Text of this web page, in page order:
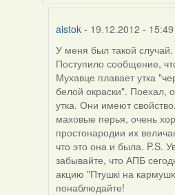
aistok - 19.12.2012 - 15:49
In
reply
to
by
AV
У меня был такой случай.
Поступило сообщение,
Мухавце плавает утка
белой окраски". Поехал,
утка. Они имеют
маховые перья, очень
простонародии их
что это она и была. P.S.
забывайте, что АПБ
акцию "Птушкі на
понаблюдайте!